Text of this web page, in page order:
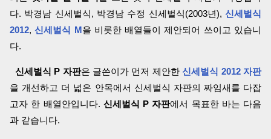
다. 박경남 신세벌식, 박경남 수정 신세벌식(2003년), 신세벌식
2012,신세벌식 M을 비롯한 배열들이 제안되어 쓰이고 있습니
다.
신세벌식 P 자판은 글쓴이가 먼저 제안한신세벌식 2012 자판
을 개선하고 더 넓은 안목에서 신세벌식 자판의 짜임새를 다잡
고자 한 배열안입니다. 신세벌식 P 자판에서 목표한 바는 다음
과 같습니다.